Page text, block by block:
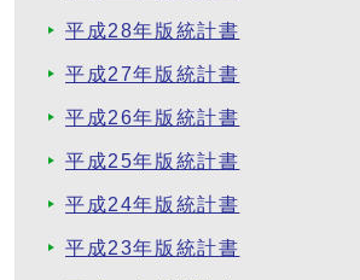
平成28年版統計書
平成27年版統計書
平成26年版統計書
平成25年版統計書
平成24年版統計書
平成23年版統計書